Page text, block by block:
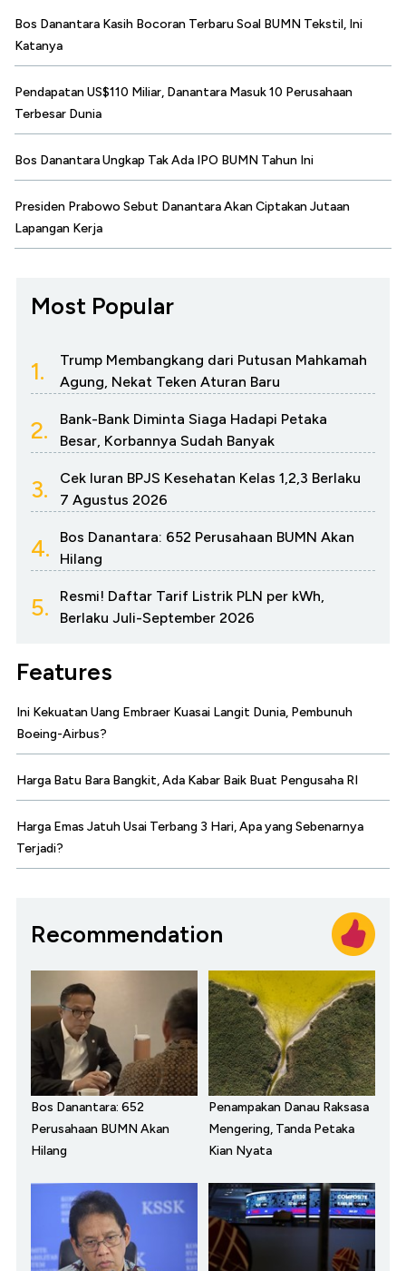
Bos Danantara Kasih Bocoran Terbaru Soal BUMN Tekstil, Ini
Katanya
Pendapatan US$110 Miliar, Danantara Masuk 10 Perusahaan
Terbesar Dunia
Bos Danantara Ungkap Tak Ada IPO BUMN Tahun Ini
Presiden Prabowo Sebut Danantara Akan Ciptakan Jutaan
Lapangan Kerja
Most Popular
1.
Trump Membangkang dari Putusan Mahkamah
Agung, Nekat Teken Aturan Baru
2.
Bank-Bank Diminta Siaga Hadapi Petaka
Besar, Korbannya Sudah Banyak
3.
Cek Iuran BPJS Kesehatan Kelas 1,2,3 Berlaku
7 Agustus 2026
4.
Bos Danantara: 652 Perusahaan BUMN Akan
Hilang
5.
Resmi! Daftar Tarif Listrik PLN per kWh,
Berlaku Juli-September 2026
Features
Ini Kekuatan Uang Embraer Kuasai Langit Dunia, Pembunuh
Boeing-Airbus?
Harga Batu Bara Bangkit, Ada Kabar Baik Buat Pengusaha RI
Harga Emas Jatuh Usai Terbang 3 Hari, Apa yang Sebenarnya
Terjadi?
Recommendation
Bos Danantara: 652
Perusahaan BUMN Akan
Hilang
Penampakan Danau Raksasa
Mengering, Tanda Petaka
Kian Nyata